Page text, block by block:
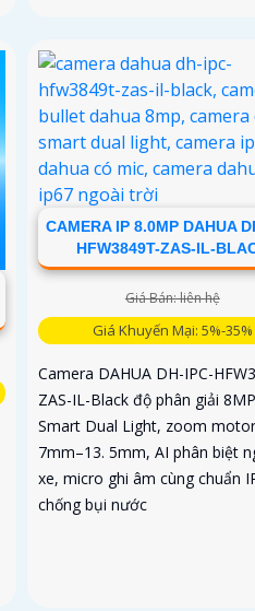
CAMERA IP 8.0MP DAHUA
HFW3849T-ZAS-IL-
Giá Bán: liên hệ
Giá Khuyến Mại: 5%-35%
Camera DAHUA DH-IPC-
ZAS-IL-Black độ phân giải
Smart Dual Light, zoom
7mm–13. 5mm, AI phân biệt
xe, micro ghi âm cùng chuẩn
chống bụi nước